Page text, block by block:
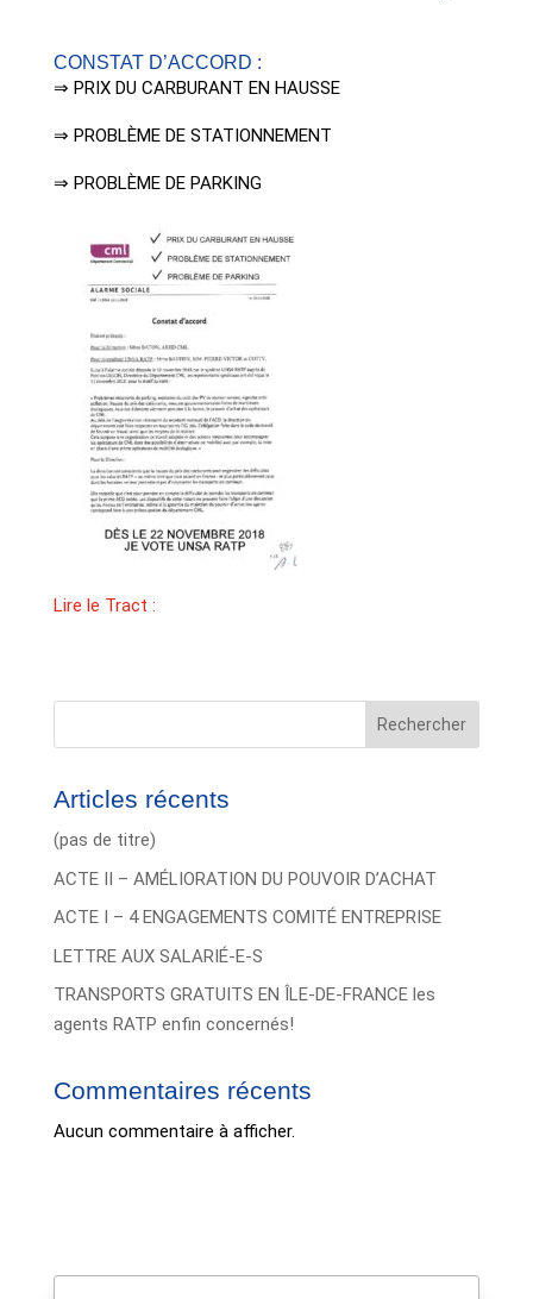
CONSTAT D’ACCORD :
⇒ PRIX DU CARBURANT EN HAUSSE
⇒ PROBLÈME DE STATIONNEMENT
⇒ PROBLÈME DE PARKING
Lire le Tract :
Rechercher
Articles récents
(pas de titre)
ACTE II – AMÉLIORATION DU POUVOIR D’ACHAT
ACTE I – 4 ENGAGEMENTS COMITÉ ENTREPRISE
LETTRE AUX SALARIÉ-E-S
TRANSPORTS GRATUITS EN ÎLE-DE-FRANCE les
agents RATP enfin concernés!
Commentaires récents
Aucun commentaire à afficher.